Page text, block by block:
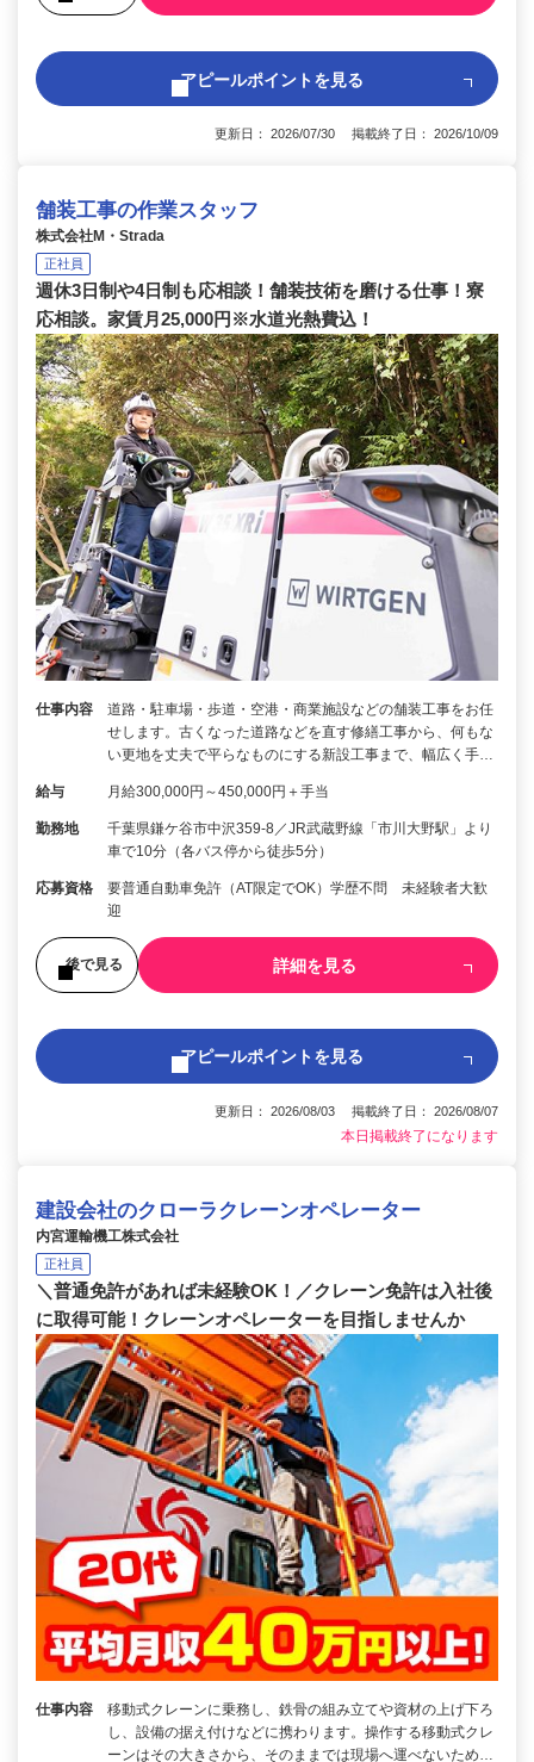
アピールポイントを見る
更新日： 2026/07/30 掲載終了日： 2026/10/09
舗装工事の作業スタッフ
株式会社M・Strada
正社員
週休3日制や4日制も応相談！舗装技術を磨ける仕事！寮
応相談。家賃月25,000円※水道光熱費込！
仕事内容
道路・駐車場・歩道・空港・商業施設などの舗装工事をお任
せします。古くなった道路などを直す修繕工事から、何もな
い更地を丈夫で平らなものにする新設工事まで、幅広く手…
給与 月給300,000円～450,000円＋手当
勤務地
千葉県鎌ケ谷市中沢359-8／JR武蔵野線「市川大野駅」より
車で10分（各バス停から徒歩5分）
応募資格
要普通自動車免許（AT限定でOK）学歴不問 未経験者大歓
迎
後で見る 詳細を見る
アピールポイントを見る
更新日： 2026/08/03 掲載終了日： 2026/08/07
本日掲載終了になります
建設会社のクローラクレーンオペレーター
内宮運輸機工株式会社
正社員
＼普通免許があれば未経験OK！／クレーン免許は入社後
に取得可能！クレーンオペレーターを目指しませんか
仕事内容
移動式クレーンに乗務し、鉄骨の組み立てや資材の上げ下ろ
し、設備の据え付けなどに携わります。操作する移動式クレ
ーンはその大きさから、そのままでは現場へ運べないため…